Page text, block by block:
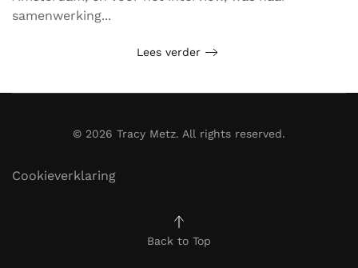
samenwerking...
Lees verder
© 2026 Tracy Metz. All rights reserved.
Cookieverklaring
Back to Top